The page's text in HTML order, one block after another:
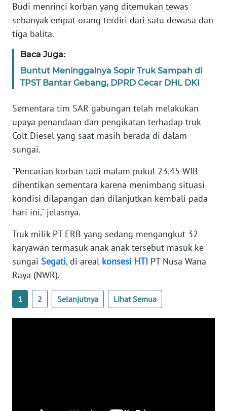
Budi menrinci korban yang ditemukan tewas
sebanyak empat orang terdiri dari satu dewasa dan
tiga balita.
Baca Juga:
Buntut Meninggalnya Sopir Truk Sampah di
TPST Bantar Gebang, DPRD Cecar DHL DKI
Sementara tim SAR gabungan telah melakukan
upaya penandaan dan pengikatan terhadap truk
Colt Diesel yang saat masih berada di dalam
sungai.
"Pencarian korban tadi malam pukul 23.45 WIB
dihentikan sementara karena menimbang situasi
kondisi dilapangan dan dilanjutkan kembali pada
hari ini," jelasnya.
Truk milik PT ERB yang sedang mengangkut 32
karyawan termasuk anak anak tersebut masuk ke
sungai Segati, di areal konsesi HTI PT Nusa Wana
Raya (NWR).
1 2 Selanjutnya Lihat Semua
DISCLAIMER
Wahana
Regional
WN
JAKARTA
WN
BANTEN
WN
NTT
WN
KEPRI
WN